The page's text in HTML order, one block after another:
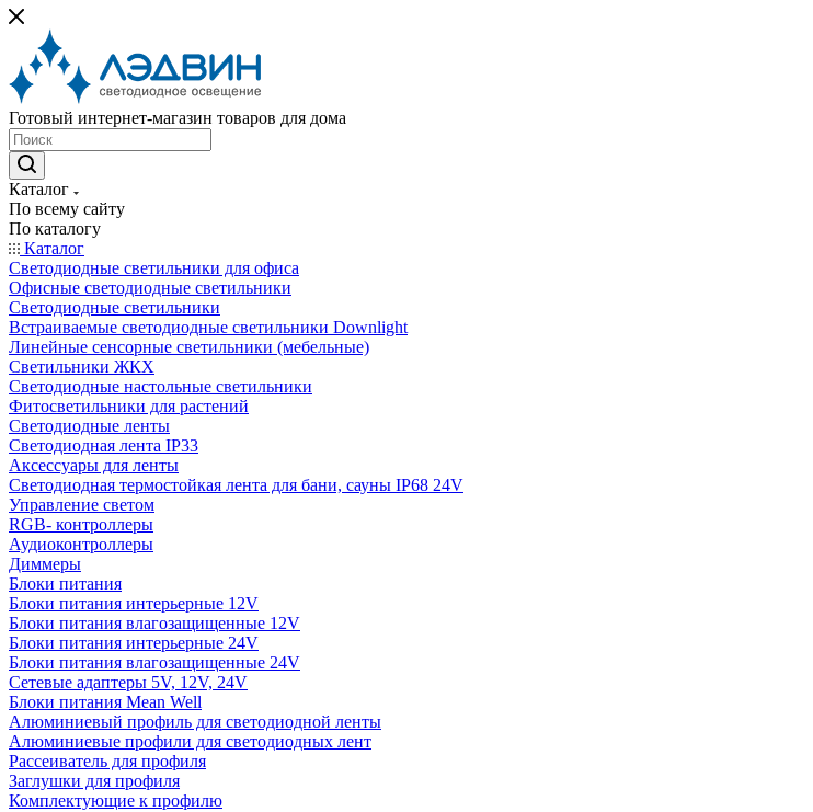
Готовый интернет-магазин товаров для дома
Каталог
По всему сайту
По каталогу
Каталог
Светодиодные светильники для офиса
Офисные светодиодные светильники
Светодиодные светильники
Встраиваемые светодиодные светильники Downlight
Линейные сенсорные светильники (мебельные)
Светильники ЖКХ
Светодиодные настольные светильники
Фитосветильники для растений
Светодиодные ленты
Светодиодная лента IP33
Аксессуары для ленты
Светодиодная термостойкая лента для бани, сауны IP68 24V
Управление светом
RGB- контроллеры
Аудиоконтроллеры
Диммеры
Блоки питания
Блоки питания интерьерные 12V
Блоки питания влагозащищенные 12V
Блоки питания интерьерные 24V
Блоки питания влагозащищенные 24V
Сетевые адаптеры 5V, 12V, 24V
Блоки питания Mean Well
Алюминиевый профиль для светодиодной ленты
Алюминиевые профили для светодиодных лент
Рассеиватель для профиля
Заглушки для профиля
Комплектующие к профилю